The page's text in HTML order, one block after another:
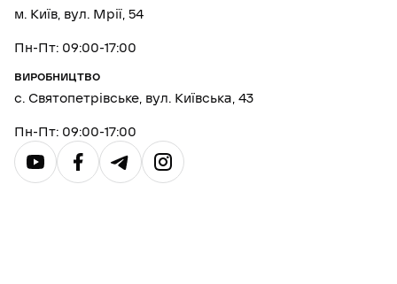
м. Київ, вул. Мрії, 54
Пн-Пт: 09:00-17:00
ВИРОБНИЦТВО
с. Святопетрівське, вул. Київська, 43
Пн-Пт: 09:00-17:00